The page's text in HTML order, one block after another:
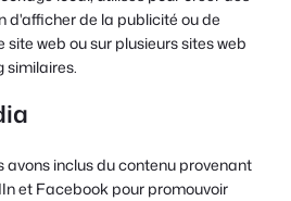
d'afficher de la publicité ou de
site web ou sur plusieurs sites web
similaires.
avons inclus du contenu provenant
et Facebook pour promouvoir